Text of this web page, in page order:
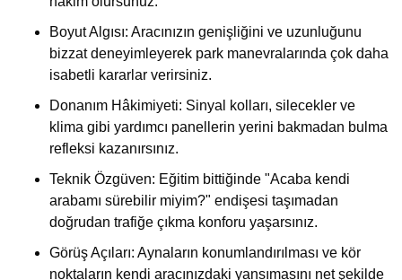
Boyut Algısı: Aracınızın genişliğini ve uzunluğunu
bizzat deneyimleyerek park manevralarında çok daha
isabetli kararlar verirsiniz.
Donanım Hâkimiyeti: Sinyal kolları, silecekler ve
klima gibi yardımcı panellerin yerini bakmadan bulma
refleksi kazanırsınız.
Teknik Özgüven: Eğitim bittiğinde "Acaba kendi
arabamı sürebilir miyim?" endişesi taşımadan
doğrudan trafiğe çıkma konforu yaşarsınız.
Görüş Açıları: Aynaların konumlandırılması ve kör
noktaların kendi aracınızdaki yansımasını net şekilde